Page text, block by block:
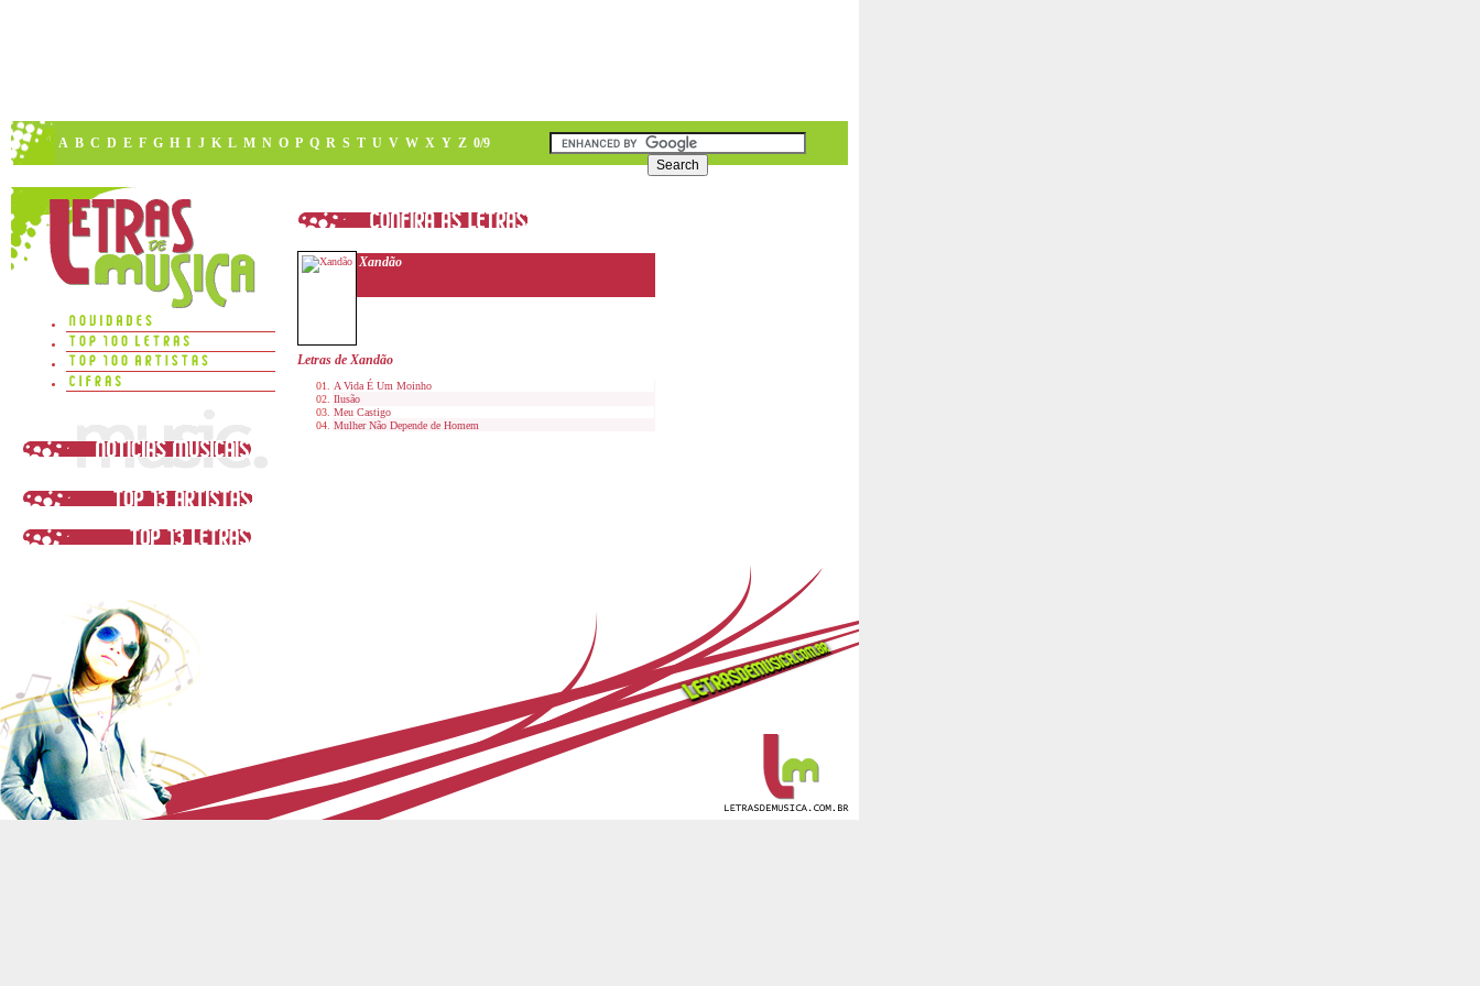
A B C D E F G H I J K L M N O P Q R S T U V W X Y Z 0/9
Xandão
Letras de Xandão
A Vida É Um Moinho
Ilusão
Meu Castigo
Mulher Não Depende de Homem